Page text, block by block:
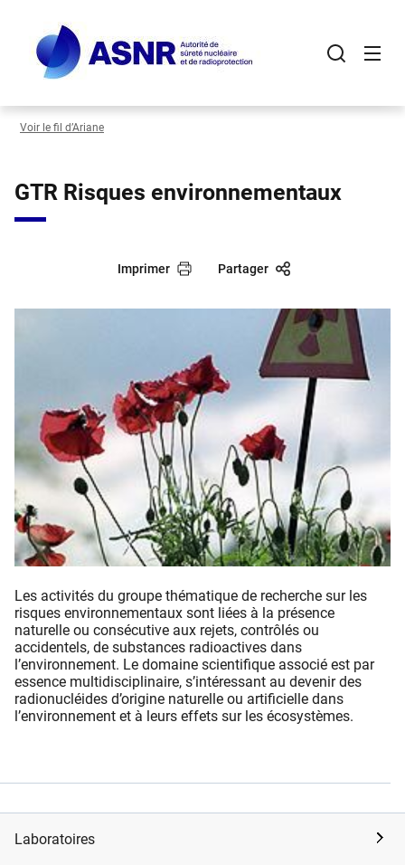
contenu
principal
Voir le fil d’Ariane
GTR Risques environnementaux
Imprimer Partager
Les activités du groupe thématique de recherche sur les
risques environnementaux sont liées à la présence
naturelle ou consécutive aux rejets, contrôlés ou
accidentels, de substances radioactives dans
l’environnement. Le domaine scientifique associé est par
essence multidisciplinaire, s’intéressant au devenir des
radionucléides d’origine naturelle ou artificielle dans
l’environnement et à leurs effets sur les écosystèmes.
Laboratoires